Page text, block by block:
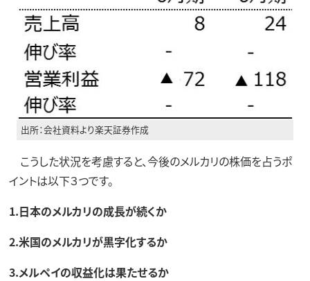
出所：会社資料より楽天証券作成
こうした状況を考慮すると、今後のメルカリの株価を占うポ
イントは以下３つです。
1.日本のメルカリの成長が続くか
2.米国のメルカリが黒字化するか
3.メルペイの収益化は果たせるか